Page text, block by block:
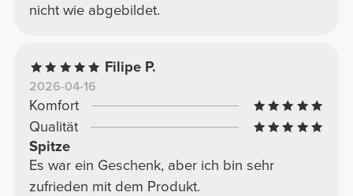
nicht wie abgebildet.
Filipe P.
2026-04-16
Komfort
Qualität
Spitze
Es war ein Geschenk, aber ich bin sehr
zufrieden mit dem Produkt.